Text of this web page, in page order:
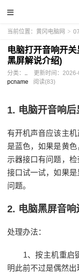
当前位置： 黄冈电脑网 >
电脑打开音响开
黑屏解说介绍)
分类： .. 更新时间：
pcname
阅读(83)
1. 电脑开音响后
有开机声音应该主
是蓝色，如果是黄
示器接口有问题，
接口试一试，如果
问题。
2. 电脑黑屏音响
处理办法：
1、按主机重启键
明此前不过是偶然出